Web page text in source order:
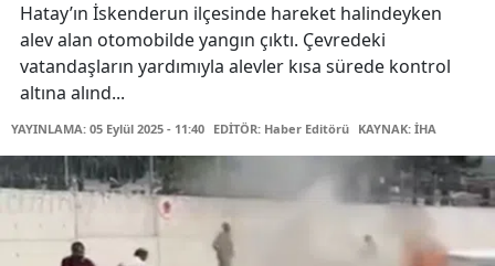
Hatay’ın İskenderun ilçesinde hareket halindeyken
alev alan otomobilde yangın çıktı. Çevredeki
vatandaşların yardımıyla alevler kısa sürede kontrol
altına alınd...
YAYINLAMA: 05 Eylül 2025 - 11:40 EDİTÖR: Haber Editörü KAYNAK: İHA